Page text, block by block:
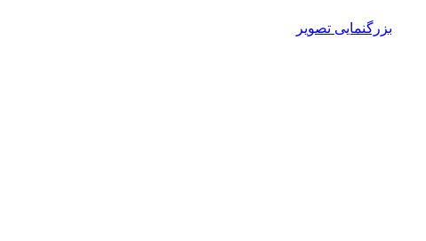
بزرگنمایی تصویر